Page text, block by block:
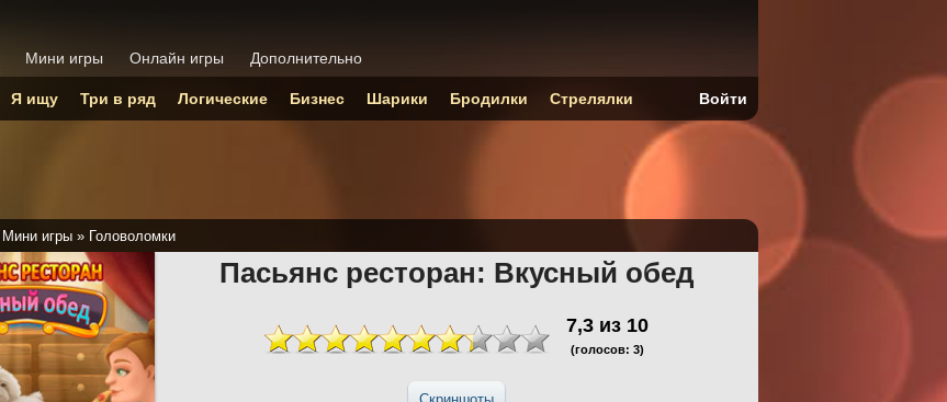
Мини игры » Головоломки
Пасьянс ресторан: Вкусный обед
7,3 из 10
(голосов: 3)
Мини игры Онлайн игры Дополнительно
Я ищу Три в ряд Логические Бизнес Шарики Бродилки Стрелялки Войти